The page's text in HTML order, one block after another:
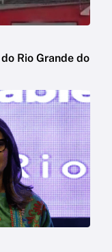
Rio Grande do